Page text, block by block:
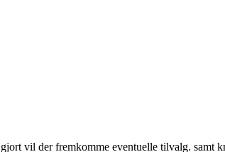
vil der fremkomme eventuelle tilvalg. samt